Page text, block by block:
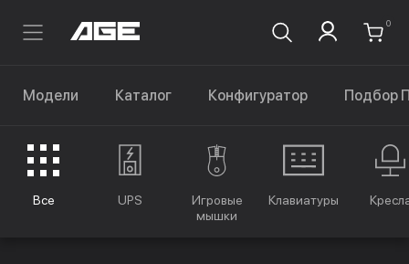
0
Модели Каталог Конфигуратор Подбор
Все UPS
Игровые
мышки
Клавиатуры